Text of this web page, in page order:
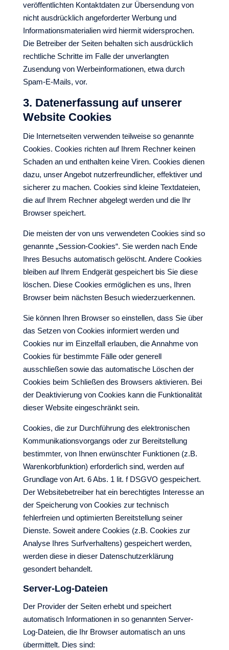
veröffentlichten Kontaktdaten zur Übersendung von
nicht ausdrücklich angeforderter Werbung und
Informationsmaterialien wird hiermit widersprochen.
Die Betreiber der Seiten behalten sich ausdrücklich
rechtliche Schritte im Falle der unverlangten
Zusendung von Werbeinformationen, etwa durch
Spam-E-Mails, vor.
3. Datenerfassung auf unserer
Website Cookies
Die Internetseiten verwenden teilweise so genannte
Cookies. Cookies richten auf Ihrem Rechner keinen
Schaden an und enthalten keine Viren. Cookies dienen
dazu, unser Angebot nutzerfreundlicher, effektiver und
sicherer zu machen. Cookies sind kleine Textdateien,
die auf Ihrem Rechner abgelegt werden und die Ihr
Browser speichert.
Die meisten der von uns verwendeten Cookies sind so
genannte „Session-Cookies“. Sie werden nach Ende
Ihres Besuchs automatisch gelöscht. Andere Cookies
bleiben auf Ihrem Endgerät gespeichert bis Sie diese
löschen. Diese Cookies ermöglichen es uns, Ihren
Browser beim nächsten Besuch wiederzuerkennen.
Sie können Ihren Browser so einstellen, dass Sie über
das Setzen von Cookies informiert werden und
Cookies nur im Einzelfall erlauben, die Annahme von
Cookies für bestimmte Fälle oder generell
ausschließen sowie das automatische Löschen der
Cookies beim Schließen des Browsers aktivieren. Bei
der Deaktivierung von Cookies kann die Funktionalität
dieser Website eingeschränkt sein.
Cookies, die zur Durchführung des elektronischen
Kommunikationsvorgangs oder zur Bereitstellung
bestimmter, von Ihnen erwünschter Funktionen (z.B.
Warenkorbfunktion) erforderlich sind, werden auf
Grundlage von Art. 6 Abs. 1 lit. f DSGVO gespeichert.
Der Websitebetreiber hat ein berechtigtes Interesse an
der Speicherung von Cookies zur technisch
fehlerfreien und optimierten Bereitstellung seiner
Dienste. Soweit andere Cookies (z.B. Cookies zur
Analyse Ihres Surfverhaltens) gespeichert werden,
werden diese in dieser Datenschutzerklärung
gesondert behandelt.
Server-Log-Dateien
Der Provider der Seiten erhebt und speichert
automatisch Informationen in so genannten Server-
Log-Dateien, die Ihr Browser automatisch an uns
übermittelt. Dies sind: